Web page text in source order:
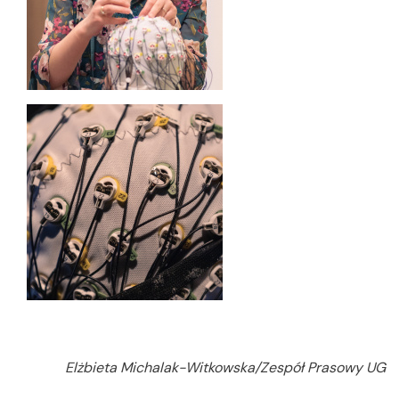
Elżbieta Michalak-Witkowska/Zespół Prasowy UG